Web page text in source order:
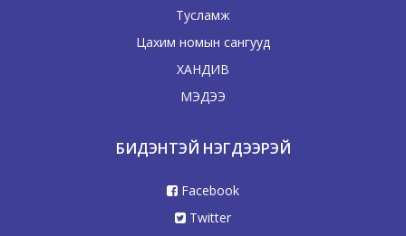
Тусламж
Цахим номын сангууд
ХАНДИВ
МЭДЭЭ
БИДЭНТЭЙ НЭГДЭЭРЭЙ
Facebook
Twitter